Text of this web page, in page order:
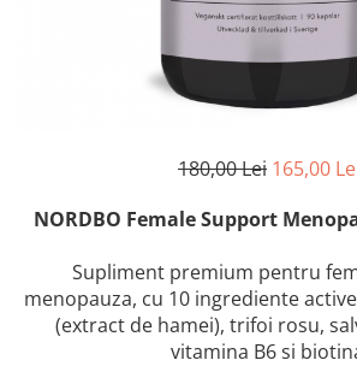
180,00 Lei 165,00
NORDBO Female Support
Supliment premium pentru
menopauza, cu 10 ingrediente
(extract de hamei), trifoi rosu,
vitamina B6 si